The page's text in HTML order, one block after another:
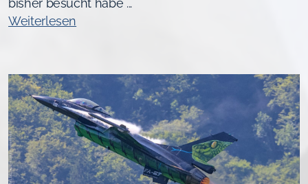
bisher besucht habe ...
Weiterlesen